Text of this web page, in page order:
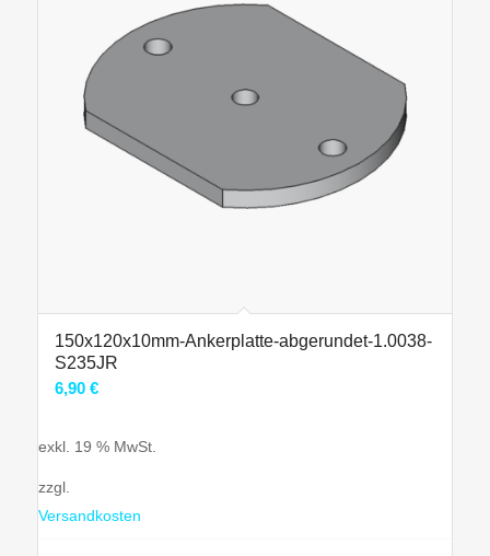
150x120x10mm-Ankerplatte-abgerundet-1.0038-
S235JR
6,90 €
exkl. 19 % MwSt.
zzgl.
Versandkosten